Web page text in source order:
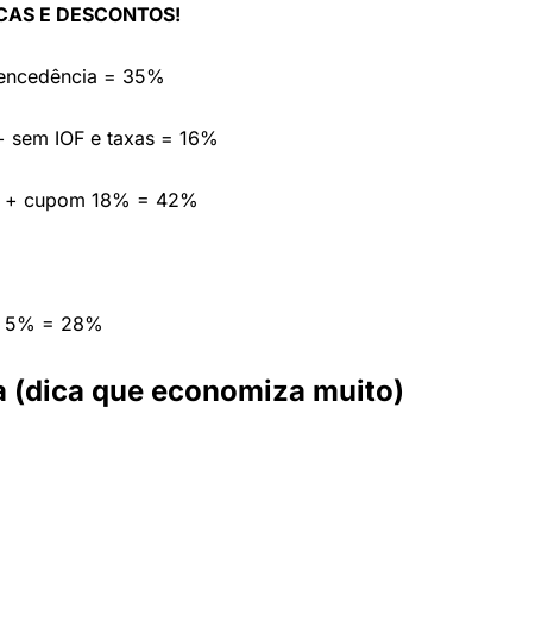
E DESCONTOS!
= 35%
IOF e taxas = 16%
cupom 18% = 42%
5% = 28%
(dica que economiza muito)